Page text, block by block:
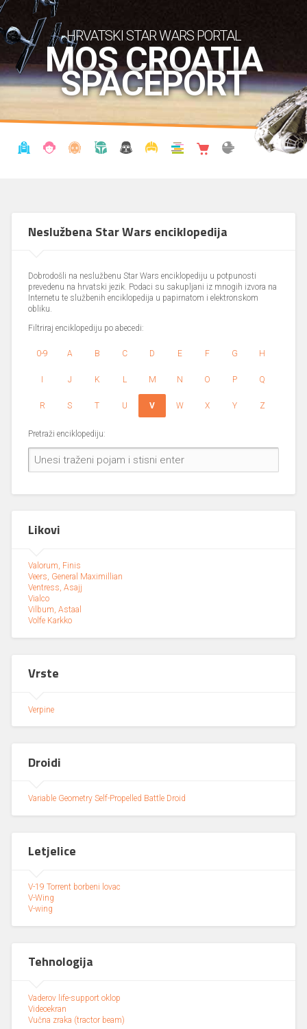
HRVATSKI STAR WARS PORTAL
MOS CROATIA
SPACEPORT
Neslužbena Star Wars enciklopedija
Dobrodošli na neslužbenu Star Wars enciklopediju u potpunosti
prevedenu na hrvatski jezik. Podaci su sakupljani iz mnogih izvora na
Internetu te službenih enciklopedija u papirnatom i elektronskom
obliku.
Filtriraj enciklopediju po abecedi:
0-9 A B C D E F G H
I J K L M N O P Q
R S T U V W X Y Z
Pretraži enciklopediju:
Likovi
Valorum, Finis
Veers, General Maximillian
Ventress, Asajj
Vialco
Vilbum, Astaal
Volfe Karkko
Vrste
Verpine
Droidi
Variable Geometry Self-Propelled Battle Droid
Letjelice
V-19 Torrent borbeni lovac
V-Wing
V-wing
Tehnologija
Vaderov life-support oklop
Videoekran
Vučna zraka (tractor beam)